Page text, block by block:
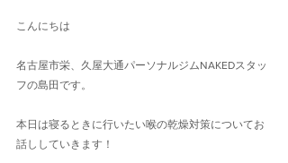
こんにちは
名古屋市栄、久屋大通パーソナルジムNAKEDスタッ
フの島田です。
本日は寝るときに行いたい喉の乾燥対策についてお
話ししていきます！